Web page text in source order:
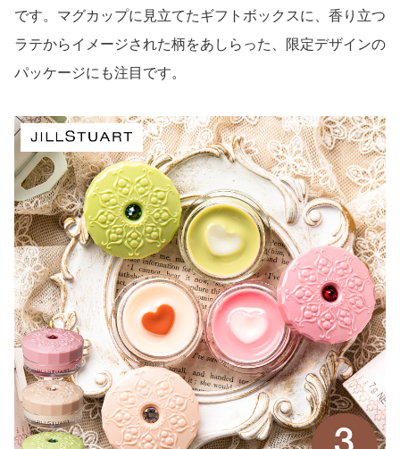
です。マグカップに見立てたギフトボックスに、香り立つ
ラテからイメージされた柄をあしらった、限定デザインの
パッケージにも注目です。